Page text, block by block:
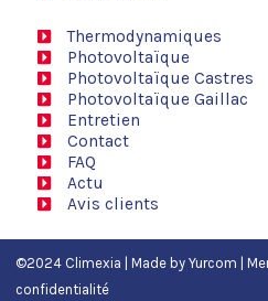
Thermodynamiques
Photovoltaïque
Photovoltaïque Castres
Photovoltaïque Gaillac
Entretien
Contact
FAQ
Actu
Avis clients
©2024 Climexia | Made byYurcom
confidentialité